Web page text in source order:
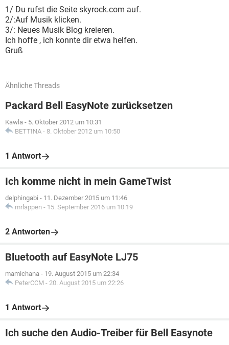
1/ Du rufst die Seite skyrock.com auf.
2/:Auf Musik klicken.
3/: Neues Musik Blog kreieren.
Ich hoffe , ich konnte dir etwa helfen.
Gruß
Ähnliche Threads
Packard Bell EasyNote zurücksetzen
Kawla - 5. Oktober 2012 um 10:31
BETTINA - 8. Oktober 2012 um 10:50
1 Antwort
Ich komme nicht in mein GameTwist
delphingabi - 11. Dezember 2015 um 11:46
mrlappen - 15. September 2016 um 10:19
2 Antworten
Bluetooth auf EasyNote LJ75
mamichana - 19. August 2015 um 22:34
PeterCCM - 20. August 2015 um 22:26
1 Antwort
Ich suche den Audio-Treiber für Bell Easynote